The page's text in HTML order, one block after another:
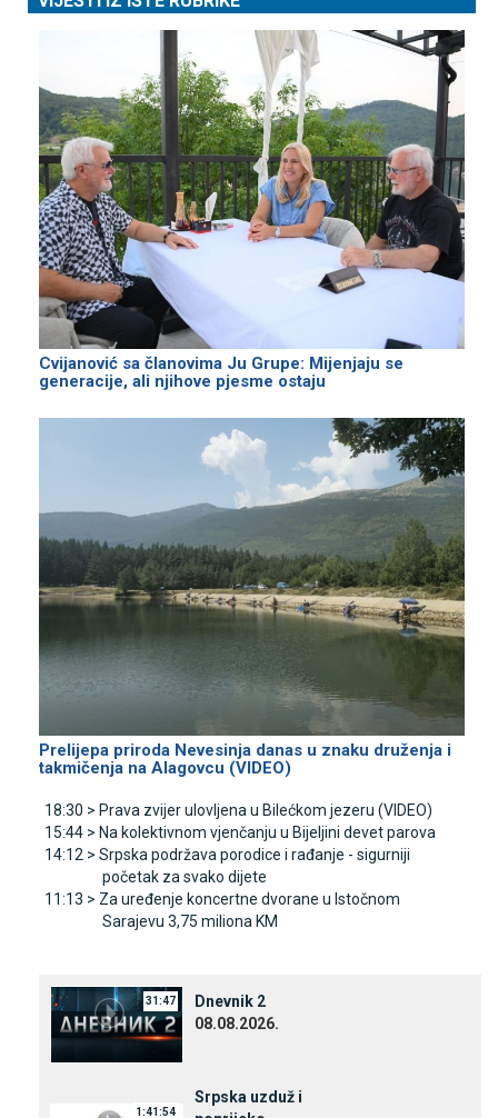
Cvijanović sa članovima Јu Grupe: Mijenjaju se
generacije, ali njihove pjesme ostaju
Prelijepa priroda Nevesinja danas u znaku druženja i
takmičenja na Alagovcu (VIDEO)
18:30 > Prava zvijer ulovljena u Bilećkom jezeru (VIDEO)
15:44 > Na kolektivnom vjenčanju u Bijeljini devet parova
14:12 > Srpska podržava porodice i rađanje - sigurniji
početak za svako dijete
11:13 > Za uređenje koncertne dvorane u Istočnom
Sarajevu 3,75 miliona KM
31:47
Dnevnik 2
08.08.2026.
1:41:54
Srpska uzduž i